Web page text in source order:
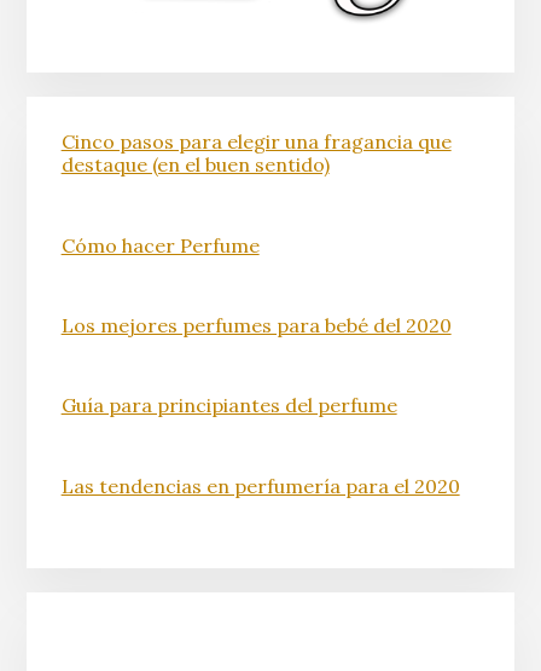
Cinco pasos para elegir una fragancia que
destaque (en el buen sentido)
Cómo hacer Perfume
Los mejores perfumes para bebé del 2020
Guía para principiantes del perfume
Las tendencias en perfumería para el 2020